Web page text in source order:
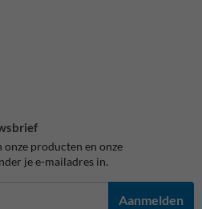
producten en onze
je e-mailadres in.
Aanmelden